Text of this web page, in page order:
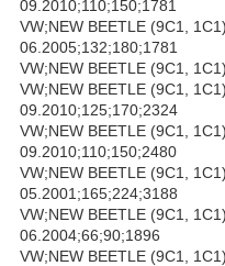
09.2010;110;150;1781
VW;NEW BEETLE (9C1,
06.2005;132;180;1781
VW;NEW BEETLE (9C1,
VW;NEW BEETLE (9C1,
09.2010;125;170;2324
VW;NEW BEETLE (9C1,
09.2010;110;150;2480
VW;NEW BEETLE (9C1,
05.2001;165;224;3188
VW;NEW BEETLE (9C1,
06.2004;66;90;1896
VW;NEW BEETLE (9C1,